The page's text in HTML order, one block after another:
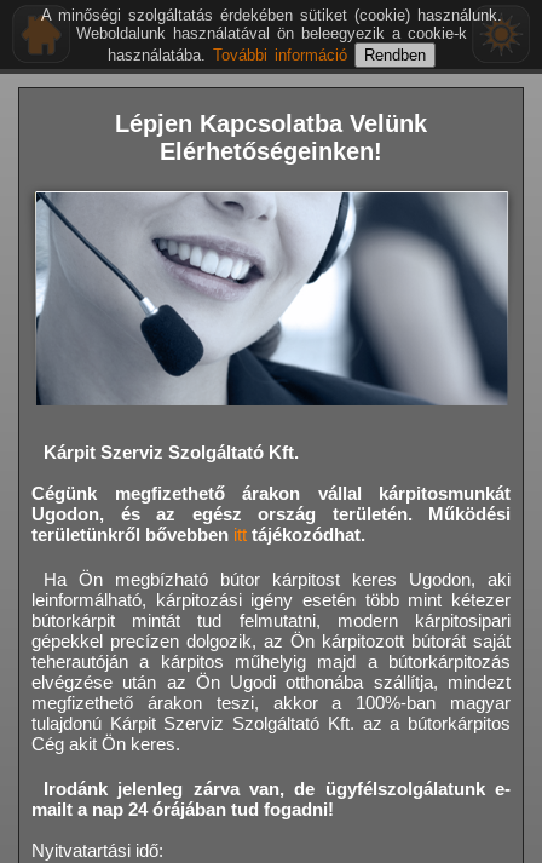
Lépjen Kapcsolatba Velünk
Elérhetőségeinken!
Kárpit Szerviz Szolgáltató Kft.
Cégünk megfizethető árakon vállal kárpitosmunkát
Ugodon,
és az egész ország területén. Működési
területünkről bővebben itt tájékozódhat.
Ha Ön megbízható bútor kárpitost keres Ugodon, aki
leinformálható, kárpitozási igény esetén több mint kétezer
bútorkárpit mintát tud felmutatni, modern kárpitosipari
gépekkel precízen dolgozik, az Ön kárpitozott bútorát saját
teherautóján a kárpitos műhelyig majd a bútorkárpitozás
elvégzése után az Ön Ugodi otthonába szállítja, mindezt
megfizethető árakon teszi, akkor a 100%-ban magyar
tulajdonú Kárpit Szerviz Szolgáltató Kft. az a bútorkárpitos
Cég akit Ön keres.
Irodánk jelenleg zárva van, de ügyfélszolgálatunk e-
mailt a nap 24 órájában tud fogadni!
Nyitvatartási idő:
A minőségi szolgáltatás érdekében sütiket (cookie) használunk.
Weboldalunk használatával ön beleegyezik a cookie-k
használatába. További információ